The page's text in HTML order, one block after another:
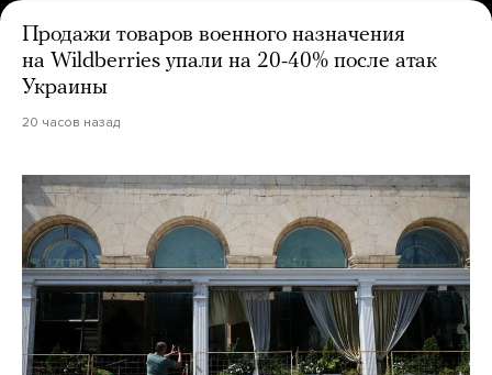
Продажи товаров военного назначения
на Wildberries упали на 20-40% после атак
Украины
20 часов назад